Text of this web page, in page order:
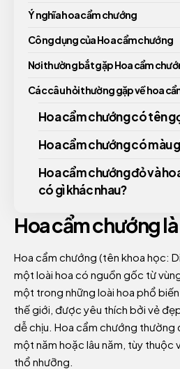
Ý nghĩa hoa cẩm chướng
Công dụng của Hoa cẩm chướng
Nơi thường bắt gặp Hoa cẩm
Các câu hỏi thường gặp về hoa
Hoa cẩm chướng có tên
Hoa cẩm chướng có màu
Hoa cẩm chướng đỏ và
có gì khác nhau?
Hoa cẩm chướng
Hoa cẩm chướng (tên khoa học:
một loài hoa có nguồn gốc từ
một trong những loài hoa phổ
thế giới, được yêu thích bởi vẻ
dễ chịu. Hoa cẩm chướng thường
một năm hoặc lâu năm, tùy thuộc
thổ nhưỡng.